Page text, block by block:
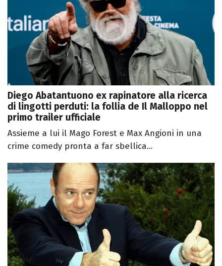
Diego Abatantuono ex rapinatore alla ricerca
di lingotti perduti: la follia de Il Malloppo nel
primo trailer ufficiale
Assieme a lui il Mago Forest e Max Angioni in una
crime comedy pronta a far sbellica...